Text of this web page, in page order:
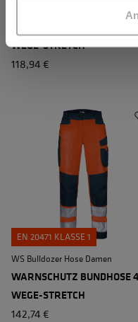
WARNSCHUTZ BUNDHOSE
WEGE-STRETCH
118,94 €
EN 20471 KLASSE 1
WS Bulldozer Hose Damen
WARNSCHUTZ BUNDHOSE
WEGE-STRETCH
142,74 €